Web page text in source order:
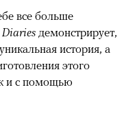
все больше
Diaries демонстрирует,
история, а
этого
и с помощью